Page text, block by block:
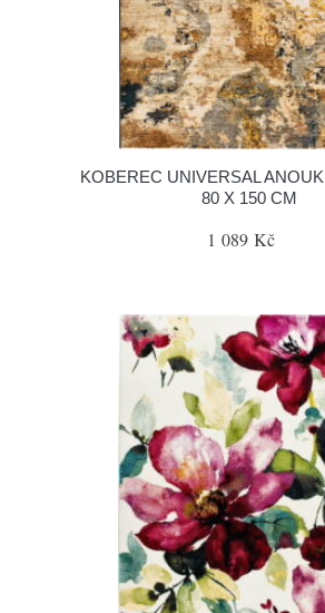
KOBEREC UNIVERSAL
80 X 150 CM
1 089 Kč